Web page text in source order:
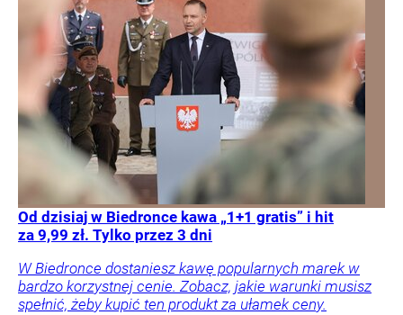
Od dzisiaj w Biedronce kawa „1+1 gratis” i hit
za 9,99 zł. Tylko przez 3 dni
W Biedronce dostaniesz kawę popularnych marek w
bardzo korzystnej cenie. Zobacz, jakie warunki musisz
spełnić, żeby kupić ten produkt za ułamek ceny.